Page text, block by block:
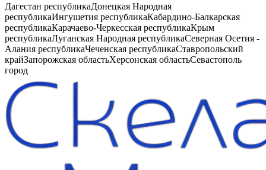
Дагестан республикаДонецкая Народная
республикаИнгушетия республикаКабардино-Балкарская
республикаКарачаево-Черкесская республикаКрым
республикаЛуганская Народная республикаСеверная Осетия -
Алания республикаЧеченская республикаСтавропольский
крайЗапорожская областьХерсонская областьСевастополь
город